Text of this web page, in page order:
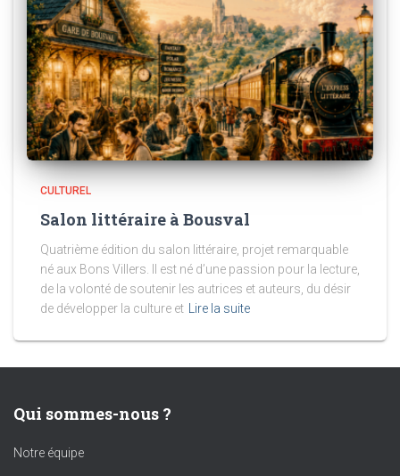
CULTUREL
Salon littéraire à Bousval
Quatrième édition du salon littéraire, projet remarquable
né aux Bons Villers. Il est né d’une passion pour la lecture,
de la volonté de soutenir les autrices et auteurs, du désir
de développer la culture et
Lire la suite
Qui sommes-nous ?
Notre équipe